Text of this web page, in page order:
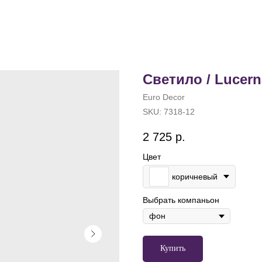
Светило /
Euro Decor
SKU: 7318-12
2 725 р.
Цвет
коричневый
Выбрать компаньон
Купить